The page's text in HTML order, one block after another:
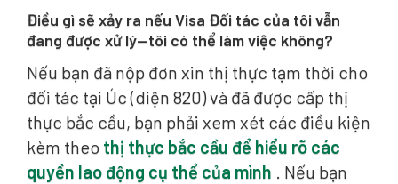
Điều gì sẽ xảy ra nếu Visa Đối tác của tôi vẫn
đang được xử lý—tôi có thể làm việc không?
Nếu bạn đã nộp đơn xin thị thực tạm thời cho
đối tác tại Úc (diện 820) và đã được cấp thị
thực bắc cầu, bạn phải xem xét các điều kiện
kèm theo thị thực bắc cầu để hiểu rõ các
quyền lao động cụ thể của mình . Nếu bạn